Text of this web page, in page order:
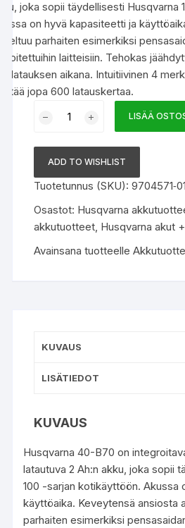
joka sopii täydellisesti Husqvarna
on hyvä kapasiteetti ja
parhaiten esimerkiksi
laitteisiin. Tehokas
aikana. Intuitiivinen 4
jopa 600 latauskertaa.
B70
9704571‑01
määrä
LISÄÄ
ADD TO WISHLIST
Tuotetunnus (SKU):9704571‑01
Osastot: Husqvarna
akkutuotteet, Husqvarna akut
Avainsana tuotteelle
KUVAUS
LISÄTIEDOT
KUVAUS
Husqvarna 40-B70 on
latautuva 2 Ah:n akku, joka sopii
100 -sarjan kotikäyttöön. Akussa
käyttöaika. Keveytensä ansiosta
parhaiten esimerkiksi